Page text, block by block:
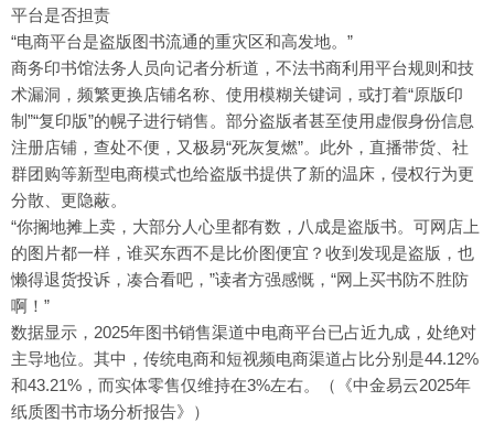
平台是否担责
“电商平台是盗版图书流通的重灾区和高发地。”
商务印书馆法务人员向记者分析道，不法书商利用平台规则和技
术漏洞，频繁更换店铺名称、使用模糊关键词，或打着“原版印
制”“复印版”的幌子进行销售。部分盗版者甚至使用虚假身份信息
注册店铺，查处不便，又极易“死灰复燃”。此外，直播带货、社
群团购等新型电商模式也给盗版书提供了新的温床，侵权行为更
分散、更隐蔽。
“你搁地摊上卖，大部分人心里都有数，八成是盗版书。可网店上
的图片都一样，谁买东西不是比价图便宜？收到发现是盗版，也
懒得退货投诉，凑合看吧，”读者方强感慨，“网上买书防不胜防
啊！”
数据显示，2025年图书销售渠道中电商平台已占近九成，处绝对
主导地位。其中，传统电商和短视频电商渠道占比分别是44.12%
和43.21%，而实体零售仅维持在3%左右。（《中金易云2025年
纸质图书市场分析报告》）